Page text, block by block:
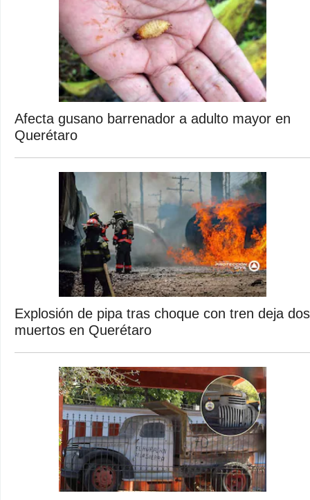
Afecta gusano barrenador a adulto mayor en
Querétaro
Explosión de pipa tras choque con tren deja dos
muertos en Querétaro